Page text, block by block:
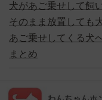
犬があご乗せして飼
そのまま放置しても
あご乗せしてくる犬
まとめ